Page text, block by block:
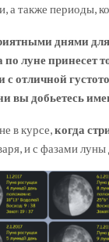
а также периоды,
днями
луне принесет
с отличной
вы добьетесь
в курсе, когда
и с фазами луны